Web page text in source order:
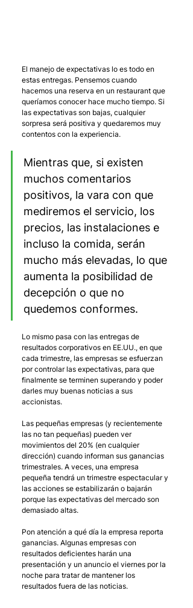
El manejo de expectativas lo es todo en
estas entregas. Pensemos cuando
hacemos una reserva en un restaurant que
queríamos conocer hace mucho tiempo. Si
las expectativas son bajas, cualquier
sorpresa será positiva y quedaremos muy
contentos con la experiencia.
Mientras que, si existen
muchos comentarios
positivos, la vara con que
mediremos el servicio, los
precios, las instalaciones e
incluso la comida, serán
mucho más elevadas, lo que
aumenta la posibilidad de
decepción o que no
quedemos conformes.
Lo mismo pasa con las entregas de
resultados corporativos en EE.UU., en que
cada trimestre, las empresas se esfuerzan
por controlar las expectativas, para que
finalmente se terminen superando y poder
darles muy buenas noticias a sus
accionistas.
Las pequeñas empresas (y recientemente
las no tan pequeñas) pueden ver
movimientos del 20% (en cualquier
dirección) cuando informan sus ganancias
trimestrales. A veces, una empresa
pequeña tendrá un trimestre espectacular y
las acciones se estabilizarán o bajarán
porque las expectativas del mercado son
demasiado altas.
Pon atención a qué día la empresa reporta
ganancias. Algunas empresas con
resultados deficientes harán una
presentación y un anuncio el viernes por la
noche para tratar de mantener los
resultados fuera de las noticias.